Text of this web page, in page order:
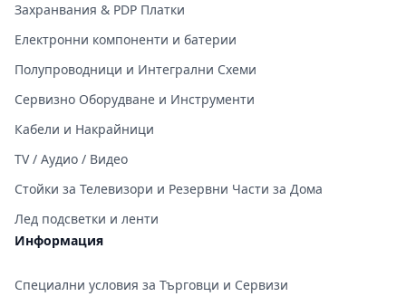
Захранвания & PDP Платки
Електронни компоненти и батерии
Полупроводници и Интегрални Схеми
Сервизно Оборудване и Инструменти
Кабели и Накрайници
TV / Аудио / Видео
Стойки за Телевизори и Резервни Части за Дома
Лед подсветки и ленти
Информация
Специални условия за Търговци и Сервизи